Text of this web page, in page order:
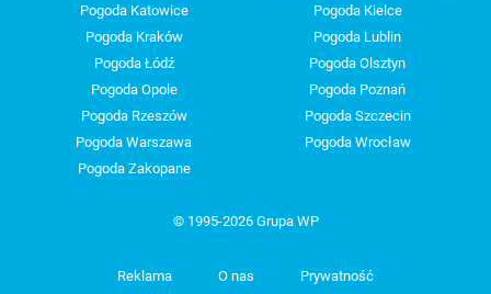
Pogoda Katowice
Pogoda Kielce
Pogoda Kraków
Pogoda Lublin
Pogoda Łódź
Pogoda Olsztyn
Pogoda Opole
Pogoda Poznań
Pogoda Rzeszów
Pogoda Szczecin
Pogoda Warszawa
Pogoda Wrocław
Pogoda Zakopane
© 1995-2026 Grupa WP
Reklama O nas Prywatność